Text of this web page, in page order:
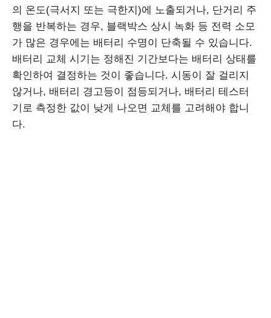
의 온도(극서지 또는 극한지)에 노출되거나, 단거리 주
행을 반복하는 경우, 블랙박스 상시 녹화 등 전력 소모
가 많은 경우에는 배터리 수명이 단축될 수 있습니다.
배터리 교체 시기는 정해진 기간보다는 배터리 상태를
확인하여 결정하는 것이 좋습니다. 시동이 잘 걸리지
않거나, 배터리 경고등이 점등되거나, 배터리 테스터
기로 측정한 값이 낮게 나오면 교체를 고려해야 합니
다.